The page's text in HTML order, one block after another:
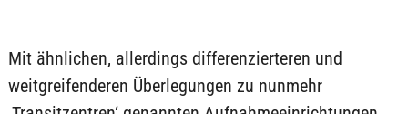
Mit ähnlichen, allerdings differenzierteren und
weitgreifenderen Überlegungen zu nunmehr